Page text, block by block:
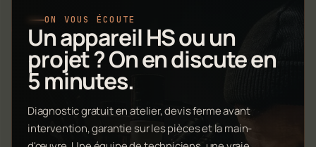
ON VOUS ÉCOUTE
Un appareil HS ou un
projet ? On en discute en
5 minutes.
Diagnostic gratuit en atelier, devis ferme avant
intervention, garantie sur les pièces et la main-